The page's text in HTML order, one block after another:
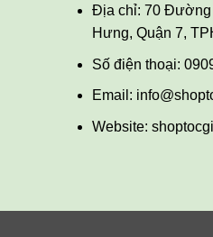
Địa chỉ: 70 Đường
Hưng, Quận 7,
Số điện thoại:
Email:
Website: